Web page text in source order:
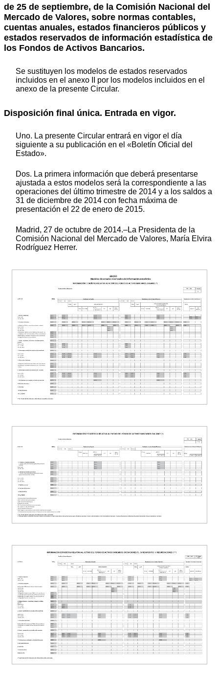
de 25 de septiembre, de la Comisión Nacional del
Mercado de Valores, sobre normas contables,
cuentas anuales, estados financieros públicos y
estados reservados de información estadística de
los Fondos de Activos Bancarios.
Se sustituyen los modelos de estados reservados
incluidos en el anexo II por los modelos incluidos en el
anexo de la presente Circular.
Disposición final única. Entrada en vigor.
Uno. La presente Circular entrará en vigor el día
siguiente a su publicación en el «Boletín Oficial del
Estado».
Dos. La primera información que deberá presentarse
ajustada a estos modelos será la correspondiente a las
operaciones del último trimestre de 2014 y a los saldos a
31 de diciembre de 2014 con fecha máxima de
presentación el 22 de enero de 2015.
Madrid, 27 de octubre de 2014.–La Presidenta de la
Comisión Nacional del Mercado de Valores, María Elvira
Rodríguez Herrer.